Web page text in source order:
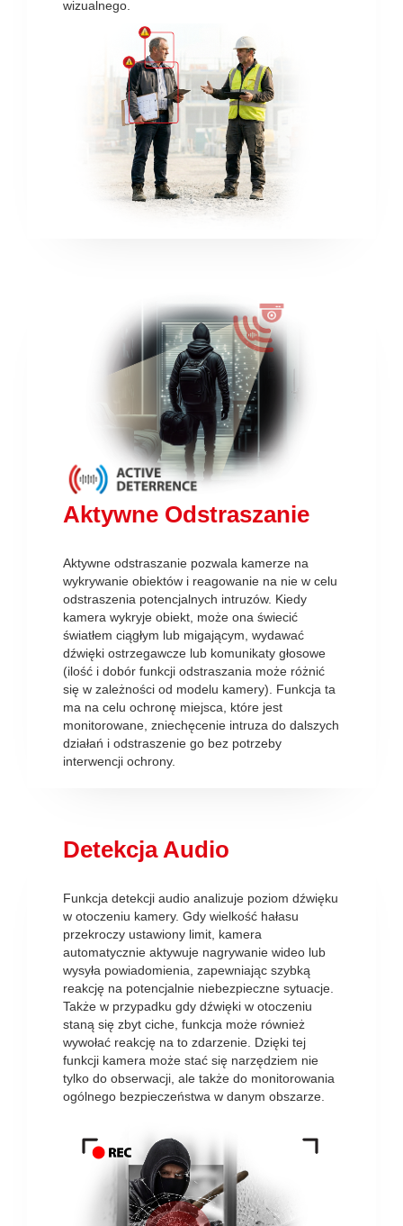
wizualnego.
Aktywne Odstraszanie
Aktywne odstraszanie pozwala kamerze na
wykrywanie obiektów i reagowanie na nie w celu
odstraszenia potencjalnych intruzów. Kiedy
kamera wykryje obiekt, może ona świecić
światłem ciągłym lub migającym, wydawać
dźwięki ostrzegawcze lub komunikaty głosowe
(ilość i dobór funkcji odstraszania może różnić
się w zależności od modelu kamery). Funkcja ta
ma na celu ochronę miejsca, które jest
monitorowane, zniechęcenie intruza do dalszych
działań i odstraszenie go bez potrzeby
interwencji ochrony.
Detekcja Audio
Funkcja detekcji audio analizuje poziom dźwięku
w otoczeniu kamery. Gdy wielkość hałasu
przekroczy ustawiony limit, kamera
automatycznie aktywuje nagrywanie wideo lub
wysyła powiadomienia, zapewniając szybką
reakcję na potencjalnie niebezpieczne sytuacje.
Także w przypadku gdy dźwięki w otoczeniu
staną się zbyt ciche, funkcja może również
wywołać reakcję na to zdarzenie. Dzięki tej
funkcji kamera może stać się narzędziem nie
tylko do obserwacji, ale także do monitorowania
ogólnego bezpieczeństwa w danym obszarze.